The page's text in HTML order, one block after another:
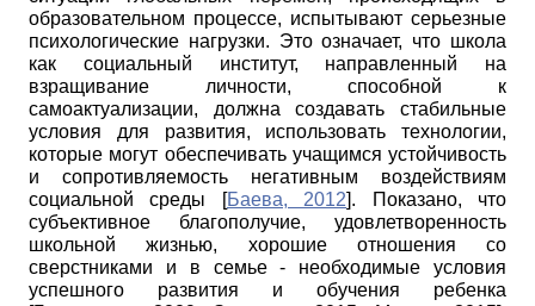
образовательном процессе, испытывают серьезные
психологические нагрузки. Это означает, что школа
как социальный институт, направленный на
взращивание личности, способной к
самоактуализации, должна создавать стабильные
условия для развития, использовать технологии,
которые могут обеспечивать учащимся устойчивость
и сопротивляемость негативным воздействиям
социальной среды
[Баева, 2012]. Показано, что
субъективное благополучие, удовлетворенность
школьной жизнью, хорошие отношения со
сверстниками и в семье - необходимые условия
успешного развития и обучения ребенка